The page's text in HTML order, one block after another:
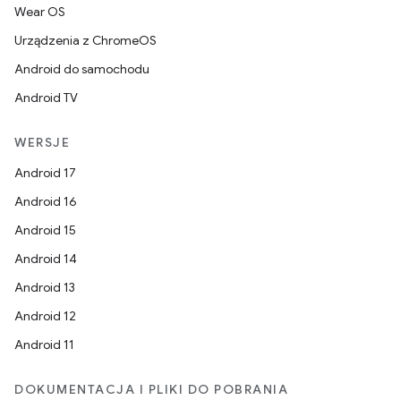
Wear OS
Urządzenia z ChromeOS
Android do samochodu
Android TV
WERSJE
Android 17
Android 16
Android 15
Android 14
Android 13
Android 12
Android 11
DOKUMENTACJA I PLIKI DO POBRANIA